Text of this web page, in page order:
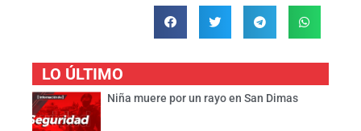
LO ÚLTIMO
Niña muere por un rayo en San Dimas